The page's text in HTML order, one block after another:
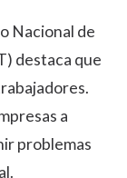
Nacional de
destaca que
a
problemas